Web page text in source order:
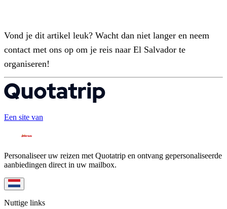
Vond je dit artikel leuk? Wacht dan niet langer en neem
contact met ons op om je reis naar El Salvador te
organiseren!
Een site van
Personaliseer uw reizen met Quotatrip en ontvang gepersonaliseerde
aanbiedingen direct in uw mailbox.
Nuttige links